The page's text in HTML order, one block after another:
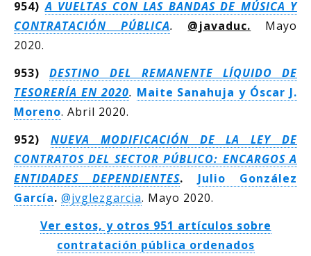
954)A VUELTAS CON LAS BANDAS DE MÚSICA Y
CONTRATACIÓN PÚBLICA. @javaduc. Mayo
2020.
953)DESTINO DEL REMANENTE LÍQUIDO DE
TESORERÍA EN 2020. Maite Sanahuja y Óscar J.
Moreno. Abril 2020.
952)
NUEVA MODIFICACIÓN DE LA LEY DE
CONTRATOS DEL SECTOR PÚBLICO: ENCARGOS A
ENTIDADES DEPENDIENTES. Julio González
García. @jvglezgarcia. Mayo 2020.
Ver estos, y otros 951 artículos sobre
contratación pública ordenados